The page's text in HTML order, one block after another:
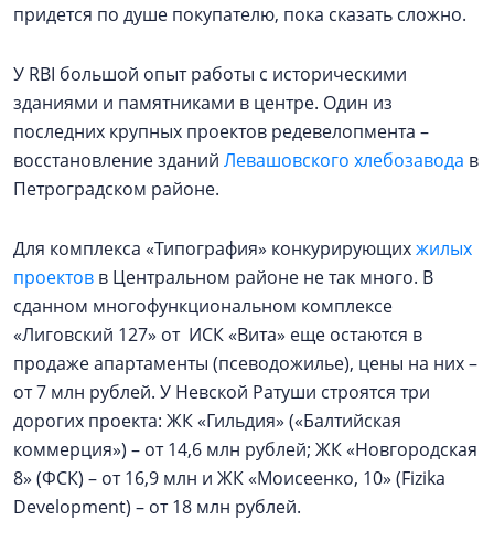
придется по душе покупателю, пока сказать сложно.
У RBI большой опыт работы с историческими
зданиями и памятниками в центре. Один из
последних крупных проектов редевелопмента –
восстановление зданий Левашовского хлебозавода в
Петроградском районе.
Для комплекса «Типография» конкурирующихжилых
проектов в Центральном районе не так много. В
сданном многофункциональном комплексе
«Лиговский 127» от ИСК «Вита» еще остаются в
продаже апартаменты (псеводожилье), цены на них –
от 7 млн рублей. У Невской Ратуши строятся три
дорогих проекта: ЖК «Гильдия» («Балтийская
коммерция») – от 14,6 млн рублей; ЖК «Новгородская
8» (ФСК) – от 16,9 млн и ЖК «Моисеенко, 10» (Fizika
Development) – от 18 млн рублей.